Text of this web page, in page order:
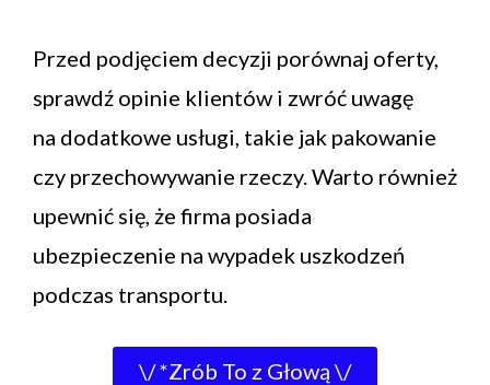
Przed podjęciem decyzji porównaj oferty,
sprawdź opinie klientów i zwróć uwagę
na dodatkowe usługi, takie jak pakowanie
czy przechowywanie rzeczy. Warto również
upewnić się, że firma posiada
ubezpieczenie na wypadek uszkodzeń
podczas transportu.
\/ *Zrób To z Głową \/